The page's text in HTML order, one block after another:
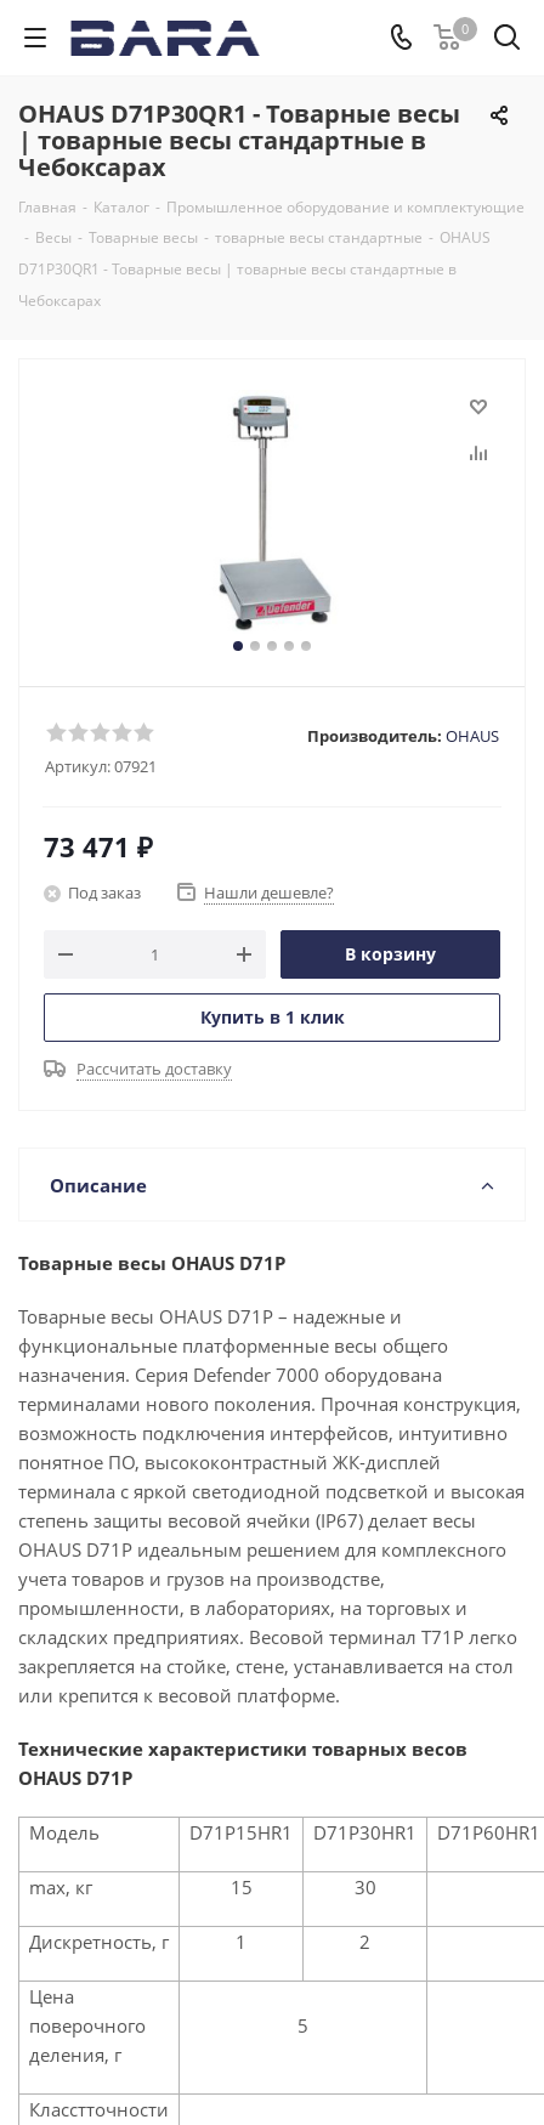
0
OHAUS D71P30QR1 - Товарные весы
| товарные весы стандартные в
Чебоксарах
Главная - Каталог - Промышленное оборудование и комплектующие
- Весы - Товарные весы - товарные весы стандартные - OHAUS
D71P30QR1 - Товарные весы | товарные весы стандартные в
Чебоксарах
Артикул:07921
Производитель: OHAUS
73 471 ₽
Под заказ Нашли дешевле?
В корзину
Купить в 1 клик
Рассчитать доставку
Описание
Товарные весы OHAUS D71P
Товарные весы OHAUS D71P – надежные и
функциональные платформенные весы общего
назначения. Серия Defender 7000 оборудована
терминалами нового поколения. Прочная конструкция,
возможность подключения интерфейсов, интуитивно
понятное ПО, высококонтрастный ЖК-дисплей
терминала с яркой светодиодной подсветкой и высокая
степень защиты весовой ячейки (IP67) делает весы
OHAUS D71P идеальным решением для комплексного
учета товаров и грузов на производстве,
промышленности, в лабораториях, на торговых и
складских предприятиях. Весовой терминал Т71Р легко
закрепляется на стойке, стене, устанавливается на стол
или крепится к весовой платформе.
Технические характеристики товарных весов
OHAUS D71P
Модель D71P15HR1 D71P30HR1 D71P60HR1
max, кг 15 30
Дискретность, г 1 2
Цена
поверочного
деления, г
5
Класстточности